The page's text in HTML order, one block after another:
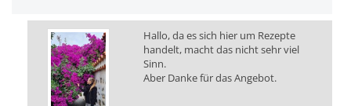
Hallo, da es sich hier um Rezepte
handelt, macht das nicht sehr viel
Sinn.
Aber Danke für das Angebot.